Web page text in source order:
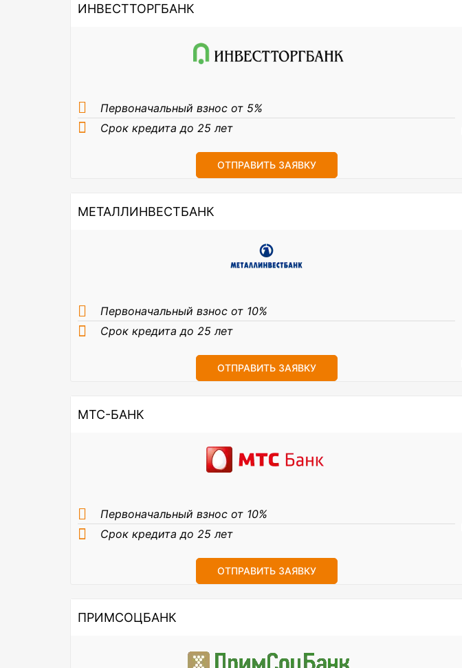
ИНВЕСТТОРГБАНК
Первоначальный взнос от 5%
Срок кредита до 25 лет
ОТПРАВИТЬ ЗАЯВКУ
МЕТАЛЛИНВЕСТБАНК
Первоначальный взнос от 10%
Срок кредита до 25 лет
ОТПРАВИТЬ ЗАЯВКУ
МТС-БАНК
Первоначальный взнос от 10%
Срок кредита до 25 лет
ОТПРАВИТЬ ЗАЯВКУ
ПРИМСОЦБАНК